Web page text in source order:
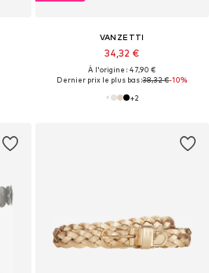
VANZETTI
34,32 €
À l'origine : 47,90 €
Dernier prix le plus bas :38,32 €-10%
+2